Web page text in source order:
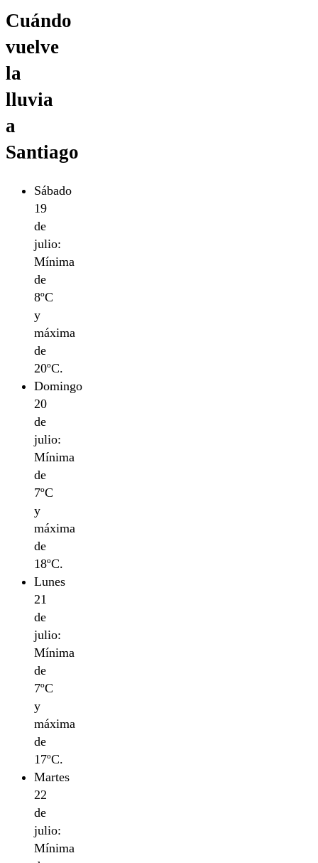
Cuándo
vuelve
la
lluvia
a
Santiago
Sábado
19
de
julio:
Mínima
de
8ºC
y
máxima
de
20ºC.
Domingo
20
de
julio:
Mínima
de
7ºC
y
máxima
de
18ºC.
Lunes
21
de
julio:
Mínima
de
7ºC
y
máxima
de
17ºC.
Martes
22
de
julio:
Mínima